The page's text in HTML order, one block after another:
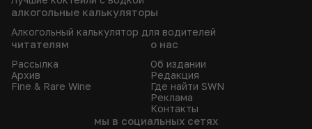
алкогольные калькуляторы
Алкогольный калькулятор для водителей
читателям
Рассылка
Архив
Fine & Rare Wine
о нас
Об издании
Редакция
Где найти SWN
Реклама
Контакты
мы в социальных сетях